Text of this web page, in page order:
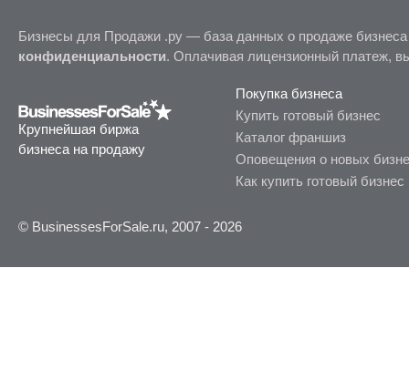
Бизнесы для Продажи .ру — база данных о продаже
конфиденциальности. Оплачивая лицензионный платеж,
Крупнейшая биржа
бизнеса на продажу
Покупка бизнеса
Купить готовый бизнес
Каталог франшиз
Оповещения о новых
Как купить готовый бизнес
© BusinessesForSale.ru, 2007 - 2026